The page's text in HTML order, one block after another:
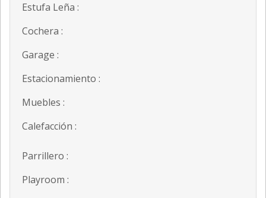
Estufa Leña :
Cochera :
Garage :
Estacionamiento :
Muebles :
Calefacción :
Parrillero :
Playroom :